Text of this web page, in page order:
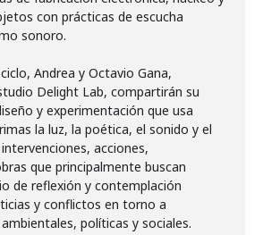
con prácticas de escucha
sonoro.
Andrea y Octavio Gana,
Delight Lab, compartirán su
y experimentación que usa
la luz, la poética, el sonido y el
acciones,
que principalmente buscan
de reflexión y contemplación
y conflictos en torno a
políticas y sociales.